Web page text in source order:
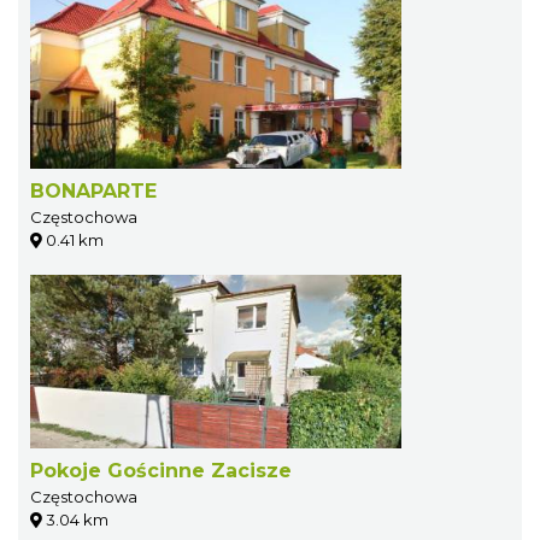
BONAPARTE
Częstochowa
0.41 km
Pokoje Gościnne Zacisze
Częstochowa
3.04 km